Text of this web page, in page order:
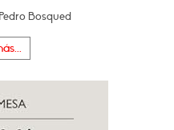
Bosqued